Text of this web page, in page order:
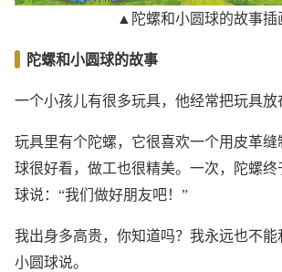
▲陀螺和小圆球的故事插
陀螺和小圆球的故事
一个小孩儿有很多玩具，他经常把玩具放
玩具里有个陀螺，它很喜欢一个用皮革缝
球很好看，做工也很精美。一次，陀螺终
球说：“我们做好朋友吧！”
我出身多高贵，你知道吗？我永远也不能
小圆球说。